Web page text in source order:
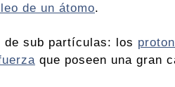
de un átomo.
de sub partículas: los
que poseen una gran